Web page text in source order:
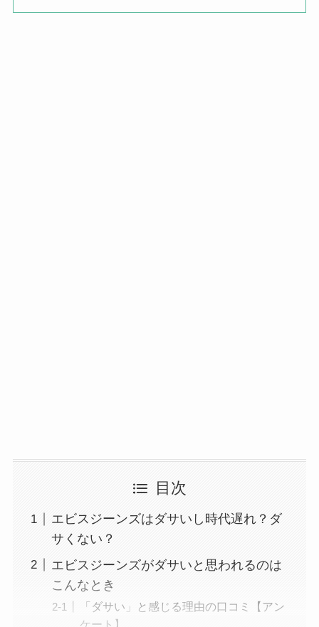
目次
エビスジーンズはダサいし時代遅れ？ダ
サくない？
エビスジーンズがダサいと思われるのは
こんなとき
「ダサい」と感じる理由の口コミ【アン
ケート】